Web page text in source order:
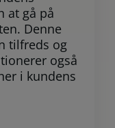
at gå på
Denne
tilfreds og
også
i kundens